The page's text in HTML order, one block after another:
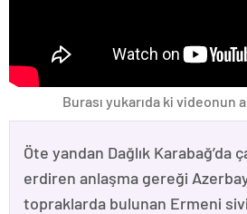
Burası yukarıda ki videonun
Öte yandan Dağlık Karabağ’da
erdiren anlaşma gereği
topraklarda bulunan Ermeni